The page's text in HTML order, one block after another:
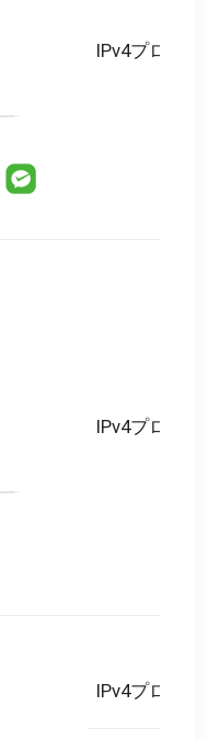
IPv4プロキシ
IPv4プロキシ
IPv4プロキシ